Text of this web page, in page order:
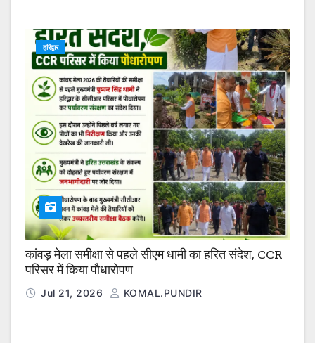
हरिद्वार
कांवड़ मेला समीक्षा से पहले सीएम धामी का हरित संदेश, CCR
परिसर में किया पौधारोपण
Jul 21, 2026 KOMAL.PUNDIR